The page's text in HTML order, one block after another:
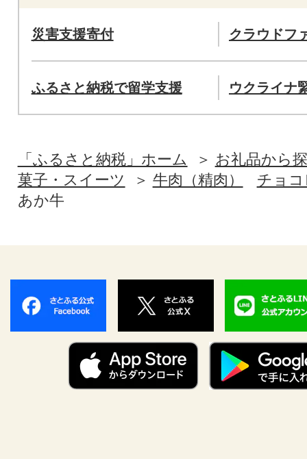
災害支援寄付 クラウドフ
ふるさと納税で留学支援 ウクライナ
「ふるさと納税」ホーム
お礼品から
菓子・スイーツ
牛肉（精肉）
チョ
あか牛